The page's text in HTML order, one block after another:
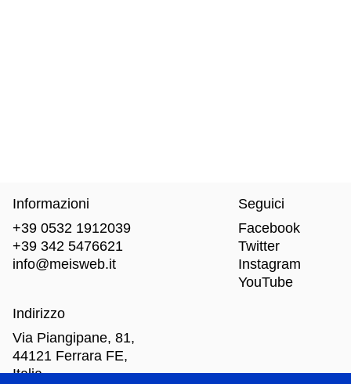
Informazioni
+39 0532 1912039
+39 342 5476621
info@meisweb.it
Indirizzo
Via Piangipane, 81,
44121 Ferrara FE,
Italia
Seguici
Facebook
Twitter
Instagram
YouTube